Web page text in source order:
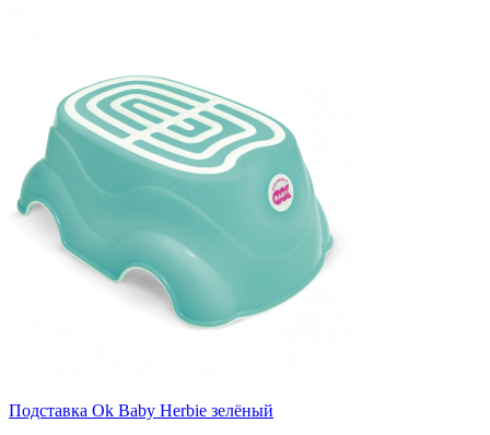
Подставка Ok Baby Herbie зелёный